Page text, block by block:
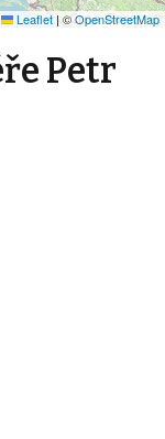
Leaflet | ©OpenStreetMap
Petr